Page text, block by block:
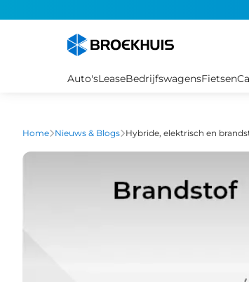
Auto'sLeaseBedrijfswagensFietsen
Home Nieuws & Blogs Hybride, elektrisch en